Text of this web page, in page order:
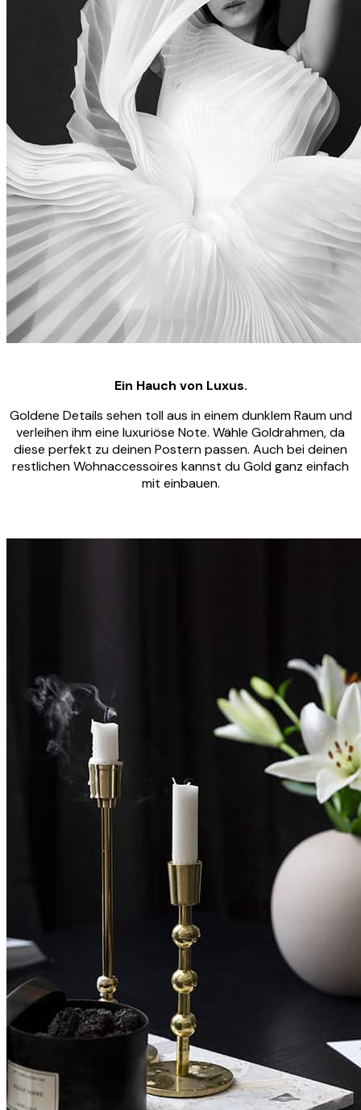
Ein Hauch von Luxus.
Goldene Details sehen toll aus in einem dunklem Raum und
verleihen ihm eine luxuriöse Note. Wähle Goldrahmen, da
diese perfekt zu deinen Postern passen. Auch bei deinen
restlichen Wohnaccessoires kannst du Gold ganz einfach
mit einbauen.